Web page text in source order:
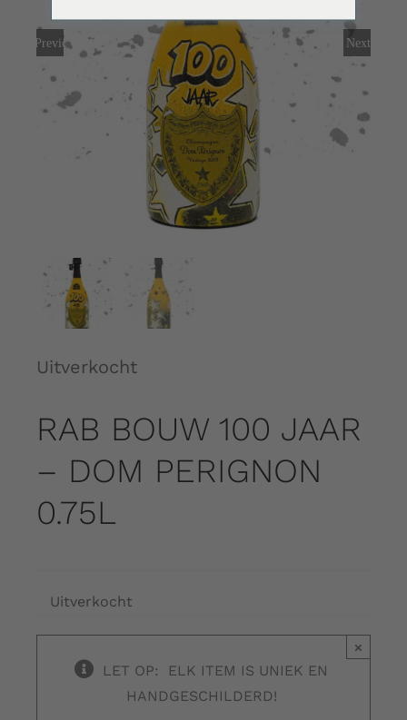
Nieuws
Over ons
Contact
Shopping Cart
Previous Next
Uitverkocht
RAB BOUW 100 JAAR
– DOM PERIGNON
0.75L
Uitverkocht
×
LET OP: ELK ITEM IS UNIEK EN
HANDGESCHILDERD!